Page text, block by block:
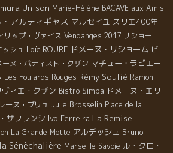
Unison Marie-Hélène BACAVE aux Amis
アルティギャス マルセイユ スリエ400年
リップ・ヴァイス Vendanges 2017 リショー
シュ Loïc ROURE ドメーヌ・リショーム ビ
ーヌ・バティスト・クザン マチュー・ラピエー
Les Foulards Rouges Rémy Soulié Ramon
ヴィエ・クザン Bistro Simba ドメーヌ・エリ
ーヌ・ブリュ Julie Brosselin Place de la
ザフランシ Ivo Ferreira La Remise
La Grande Motte アルデッシュ Bruno
Sénèchalière Marseille Savoie ル・クロ・